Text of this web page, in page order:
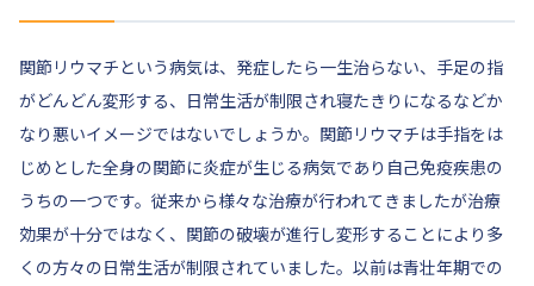
関節リウマチという病気は、発症したら一生治らない、手足の指
がどんどん変形する、日常生活が制限され寝たきりになるなどか
なり悪いイメージではないでしょうか。関節リウマチは手指をは
じめとした全身の関節に炎症が生じる病気であり自己免疫疾患の
うちの一つです。従来から様々な治療が行われてきましたが治療
効果が十分ではなく、関節の破壊が進行し変形することにより多
くの方々の日常生活が制限されていました。以前は青壮年期での